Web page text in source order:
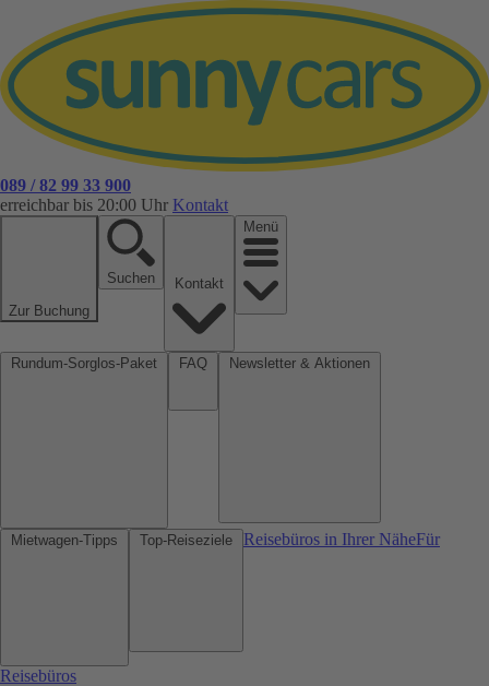
089 / 82 99 33 900
erreichbar bis 20:00 Uhr Kontakt
Zur Buchung
Suchen
Menü
Reisebüros in Ihrer NäheFür
Reisebüros